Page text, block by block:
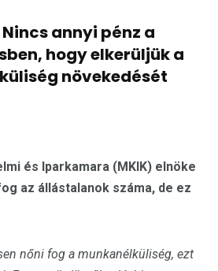
annyi pénz a
hogy elkerüljük a
növekedését
és Iparkamara (MKIK) elnöke
az állástalanok száma, de ez
nőni fog a munkanélküliség, ezt